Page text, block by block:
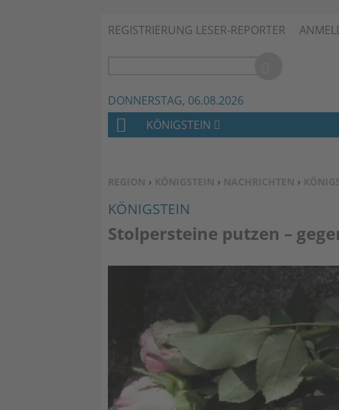
REGISTRIERUNG LESER-REPORTER
DONNERSTAG, 06.08.2026
SIE BEFINDEN SICH HIER:
REGION › KÖNIGSTEIN › NACHRICHTEN ›
KÖNIGSTEIN
Stolpersteine putzen –
H
M
E
KÖNIGSTEIN